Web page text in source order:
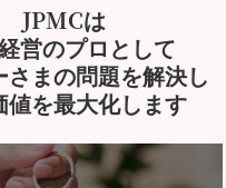
JPMCは
営のプロとして
さまの問題を解決し
値を最大化します